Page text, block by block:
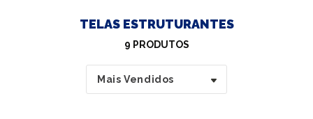
TELAS ESTRUTURANTES
9 PRODUTOS
Mais Vendidos